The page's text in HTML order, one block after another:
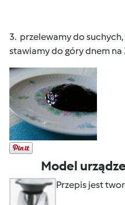
3. przelewamy do
stawiamy do góry dnem na
Model
Przepis jest